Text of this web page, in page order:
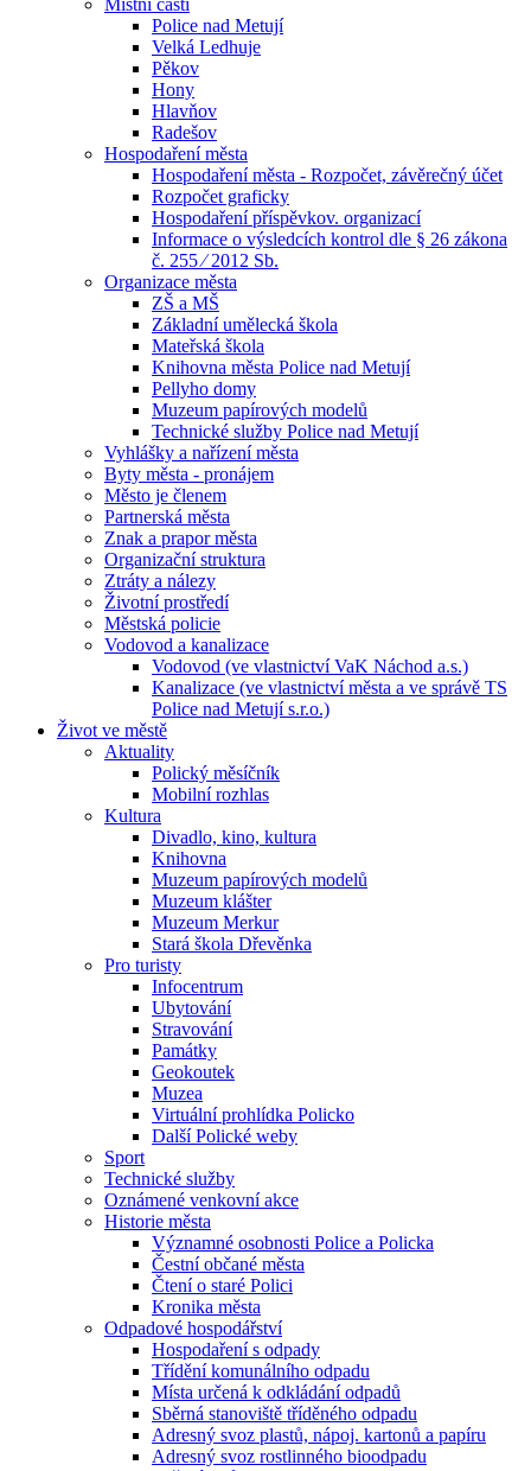
Místní části
Police nad Metují
Velká Ledhuje
Pěkov
Hony
Hlavňov
Radešov
Hospodaření města
Hospodaření města - Rozpočet, závěrečný účet
Rozpočet graficky
Hospodaření příspěvkov. organizací
Informace o výsledcích kontrol dle § 26 zákona
č. 255 ⁄ 2012 Sb.
Organizace města
ZŠ a MŠ
Základní umělecká škola
Mateřská škola
Knihovna města Police nad Metují
Pellyho domy
Muzeum papírových modelů
Technické služby Police nad Metují
Vyhlášky a nařízení města
Byty města - pronájem
Město je členem
Partnerská města
Znak a prapor města
Organizační struktura
Ztráty a nálezy
Životní prostředí
Městská policie
Vodovod a kanalizace
Vodovod (ve vlastnictví VaK Náchod a.s.)
Kanalizace (ve vlastnictví města a ve správě TS
Police nad Metují s.r.o.)
Život ve městě
Aktuality
Polický měsíčník
Mobilní rozhlas
Kultura
Divadlo, kino, kultura
Knihovna
Muzeum papírových modelů
Muzeum klášter
Muzeum Merkur
Stará škola Dřevěnka
Pro turisty
Infocentrum
Ubytování
Stravování
Památky
Geokoutek
Muzea
Virtuální prohlídka Policko
Další Polické weby
Sport
Technické služby
Oznámené venkovní akce
Historie města
Významné osobnosti Police a Policka
Čestní občané města
Čtení o staré Polici
Kronika města
Odpadové hospodářství
Hospodaření s odpady
Třídění komunálního odpadu
Místa určená k odkládání odpadů
Sběrná stanoviště tříděného odpadu
Adresný svoz plastů, nápoj. kartonů a papíru
Adresný svoz rostlinného bioodpadu